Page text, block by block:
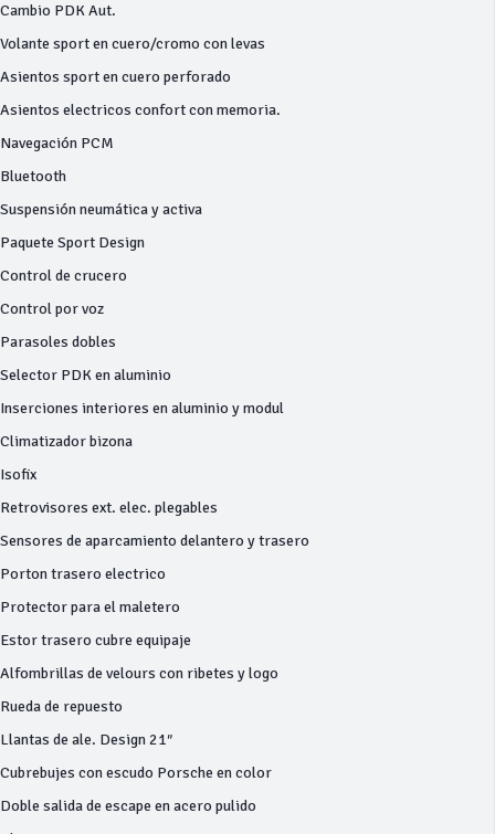
Cambio PDK Aut.
Volante sport en cuero/cromo con levas
Asientos sport en cuero perforado
Asientos electricos confort con memoria.
Navegación PCM
Bluetooth
Suspensión neumática y activa
Paquete Sport Design
Control de crucero
Control por voz
Parasoles dobles
Selector PDK en aluminio
Inserciones interiores en aluminio y modul
Climatizador bizona
Isofix
Retrovisores ext. elec. plegables
Sensores de aparcamiento delantero y trasero
Porton trasero electrico
Protector para el maletero
Estor trasero cubre equipaje
Alfombrillas de velours con ribetes y logo
Rueda de repuesto
Llantas de ale. Design 21″
Cubrebujes con escudo Porsche en color
Doble salida de escape en acero pulido